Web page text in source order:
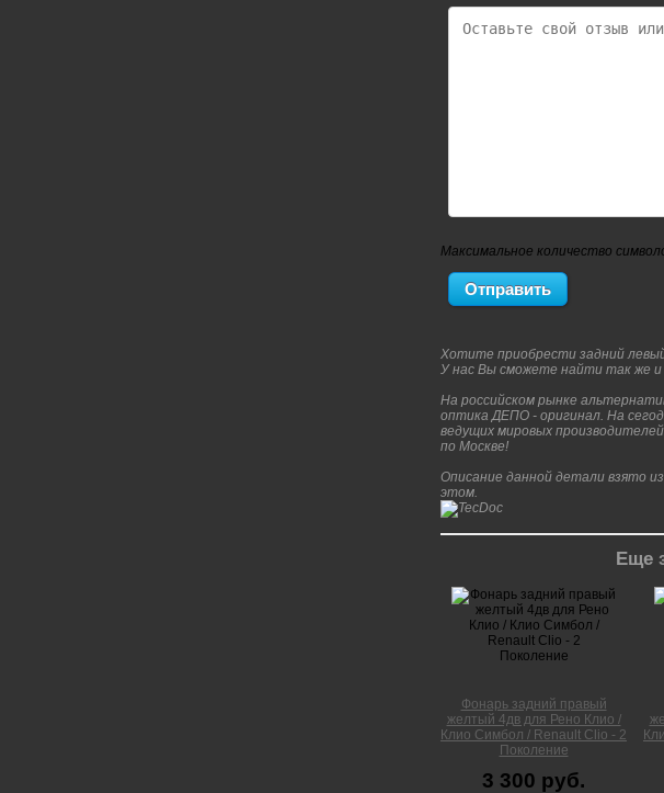
Максимальное количество
Хотите приобрести задний
У нас Вы сможете найти так же
На российском рынке
оптика ДЕПО - оригинал. На
ведущих мировых
по Москве!
Описание данной детали взято
этом.
Еще
Фонарь задний правый
желтый 4дв для Рено Клио /
Клио Симбол / Renault Clio - 2
Поколение
3 300 руб.